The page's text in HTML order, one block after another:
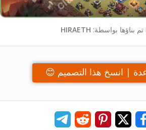
تم بناؤها بواسطة: HIRAETH
| انسخ هذا التصميم 😊